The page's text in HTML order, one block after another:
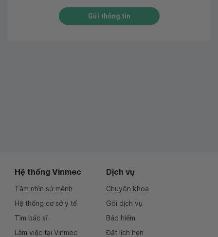
Gửi thông tin
Hệ thống Vinmec
Tầm nhìn sứ mệnh
Hệ thống cơ sở y tế
Tìm bác sĩ
Làm việc tại Vinmec
Dịch vụ
Chuyên khoa
Gói dịch vụ
Bảo hiểm
Đặt lịch hẹn